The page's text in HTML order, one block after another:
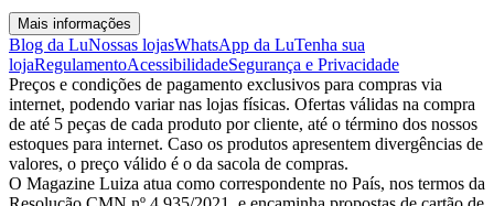
Mais informações
Blog da LuNossas lojasWhatsApp da LuTenha sua
lojaRegulamentoAcessibilidadeSegurança e Privacidade
Preços e condições de pagamento exclusivos para compras via
internet, podendo variar nas lojas físicas. Ofertas válidas na compra
de até 5 peças de cada produto por cliente, até o término dos nossos
estoques para internet. Caso os produtos apresentem divergências de
valores, o preço válido é o da sacola de compras.
O Magazine Luiza atua como correspondente no País, nos termos da